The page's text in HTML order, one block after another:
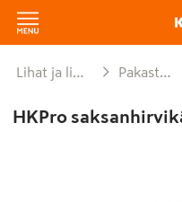
Lihat ja lihajalosteet Pakastettu liha
HKPro